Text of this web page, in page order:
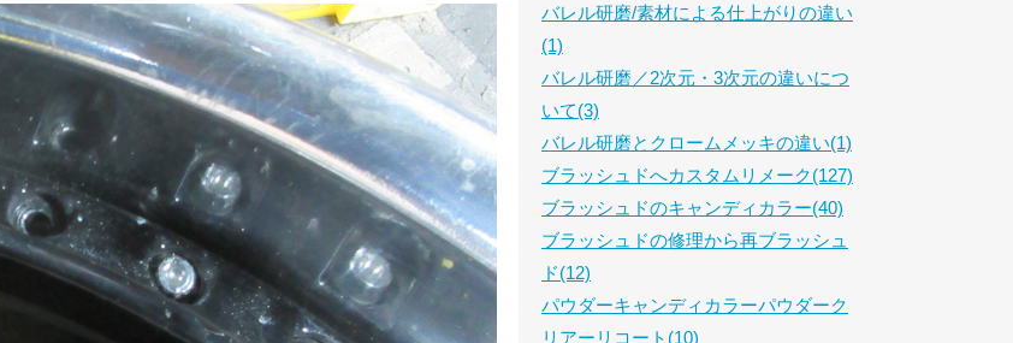
バレル研磨/素材による仕上がりの違い
(1)
バレル研磨／2次元・3次元の違いにつ
いて(3)
バレル研磨とクロームメッキの違い(1)
ブラッシュドへカスタムリメーク(127)
ブラッシュドのキャンディカラー(40)
ブラッシュドの修理から再ブラッシュ
ド(12)
パウダーキャンディカラーパウダーク
リアーリコート(10)